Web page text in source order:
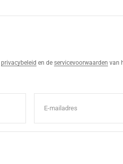
privacybeleid en de servicevoorwaarden van
E-mailadres